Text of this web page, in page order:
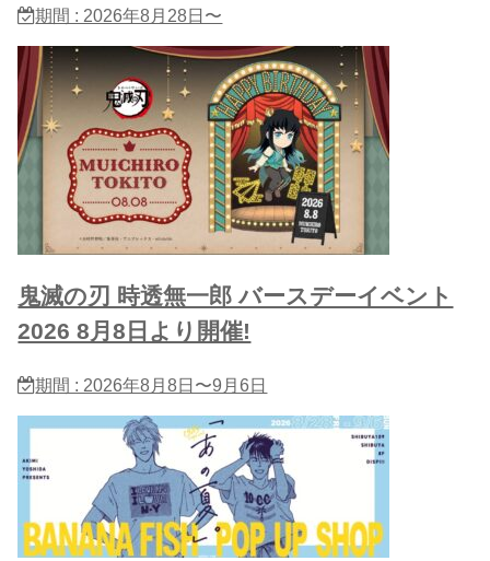
期間 : 2026年8月28日〜
鬼滅の刃 時透無一郎 バースデーイベント
2026 8月8日より開催!
期間 : 2026年8月8日〜9月6日